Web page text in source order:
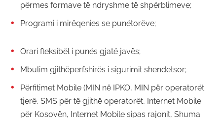
përmes formave të ndryshme të shpërblimeve;
Programi i mirëqenies se punëtorëve;
Orari fleksibël i punës gjatë javës;
Mbulim gjithëperfshirës i sigurimit shendetsor;
Përfitimet Mobile (MIN në IPKO, MIN për operatorët
tjerë, SMS për të gjithë operatorët, Internet Mobile
për Kosovën, Internet Mobile sipas rajonit, Shuma